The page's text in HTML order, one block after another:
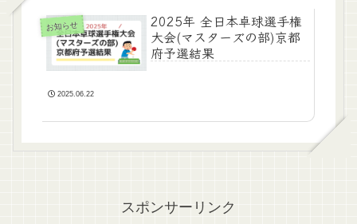
お知らせ
2025年 全日本卓球選手権
大会(マスターズの部)京都
府予選結果
2025.06.22
スポンサーリンク